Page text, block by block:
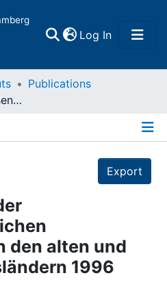
Log In(current)
Publications
Etatsituation der wissenschaftlichen Bibliotheken in den alten und neuen Bundesländern 1996
Export
den alten und
1996